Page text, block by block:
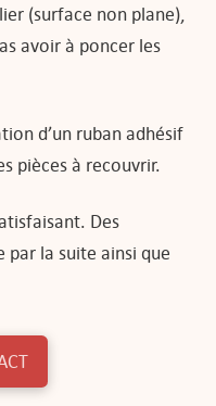
(surface non plane),
avoir à poncer les
d’un ruban adhésif
pièces à recouvrir.
Des
par la suite ainsi que